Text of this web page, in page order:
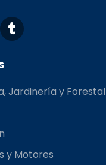
T
u
m
Jardinería y Forestal
y Motores